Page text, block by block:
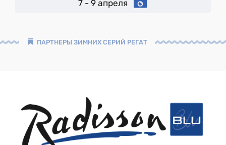
7 - 9 апреля
ПАРТНЕРЫ ЗИМНИХ СЕРИЙ РЕГАТ